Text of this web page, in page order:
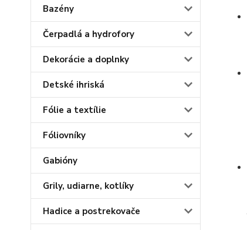
Bazény
Čerpadlá a hydrofory
Dekorácie a doplnky
Detské ihriská
Fólie a textílie
Fóliovníky
Gabióny
Grily, udiarne, kotlíky
Hadice a postrekovače